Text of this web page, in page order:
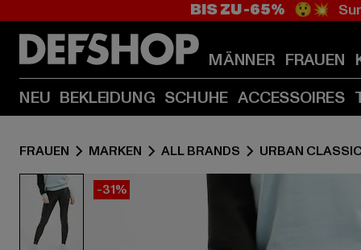
BIS ZU -65% 😲💥
MÄNNER FRAUEN
NEU BEKLEIDUNG SCHUHE ACCESSOIRES
FRAUEN MARKEN ALL BRANDS URBAN
-31%